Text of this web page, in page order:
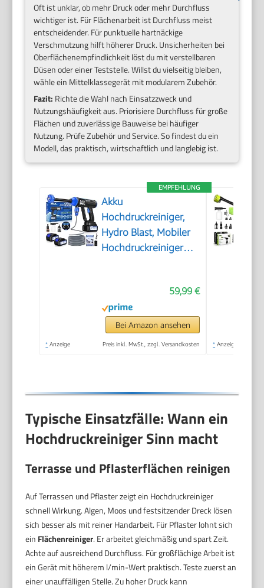
Oft ist unklar, ob mehr Druck oder mehr Durchfluss
wichtiger ist. Für Flächenarbeit ist Durchfluss meist
entscheidender. Für punktuelle hartnäckige
Verschmutzung hilft höherer Druck. Unsicherheiten bei
Oberflächenempfindlichkeit löst du mit verstellbaren
Düsen oder einer Teststelle. Willst du vielseitig bleiben,
wähle ein Mittelklassegerät mit modularem Zubehör.
Fazit: Richte die Wahl nach Einsatzzweck und
Nutzungshäufigkeit aus. Priorisiere Durchfluss für große
Flächen und zuverlässige Bauweise bei häufiger
Nutzung. Prüfe Zubehör und Service. So findest du ein
Modell, das praktisch, wirtschaftlich und langlebig ist.
EMPFEHLUNG
Akku
Hochdruckreiniger,
Hydro Blast, Mobiler
Hochdruckreiniger
Autowäsche,
Hochdruckreiniger
Akku mit 6-in-1
59,99 €
Bei Amazon ansehen
* Anzeige Preis inkl. MwSt., zzgl. Versandkosten * Anzeige
Typische Einsatzfälle: Wann ein
Hochdruckreiniger Sinn macht
Terrasse und Pflasterflächen reinigen
Auf Terrassen und Pflaster zeigt ein Hochdruckreiniger
schnell Wirkung. Algen, Moos und festsitzender Dreck lösen
sich besser als mit reiner Handarbeit. Für Pflaster lohnt sich
ein Flächenreiniger. Er arbeitet gleichmäßig und spart Zeit.
Achte auf ausreichend Durchfluss. Für großflächige Arbeit ist
ein Gerät mit höherem l/min-Wert praktisch. Teste zuerst an
einer unauffälligen Stelle. Zu hoher Druck kann